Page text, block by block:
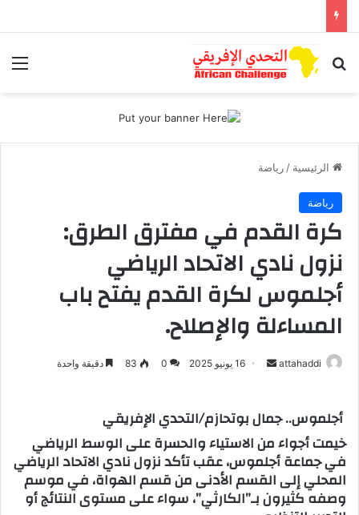
بحث عن
الرئيسية / رياضة
رياضة
كرة القدم في مفترق الطرق:
نزول نادي الاتحاد الرياضي
أجلموس لكرة القدم يفتح باب
المساءلة والإصلاح.
attahaddi
ل
ب
ر
ي
د
16 يونيو 2025 0
83 دقيقة واحدة
أجلموس.. جمال بوتحازم/التحدي الإفريقي
خيمت أجواء من الاستياء والحسرة على الوسط الرياضي
في جماعة أجلموس، عقب تأكد نزول نادي الاتحاد الرياضي
المحلي إلى القسم الأدنى من قسم الهواة، في موسم
وصفه كثيرون بـ”الكارثي”، سواء على مستوى النتائج أو